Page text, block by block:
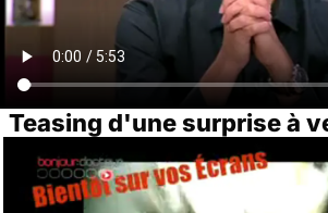
Teasing d'une surprise à